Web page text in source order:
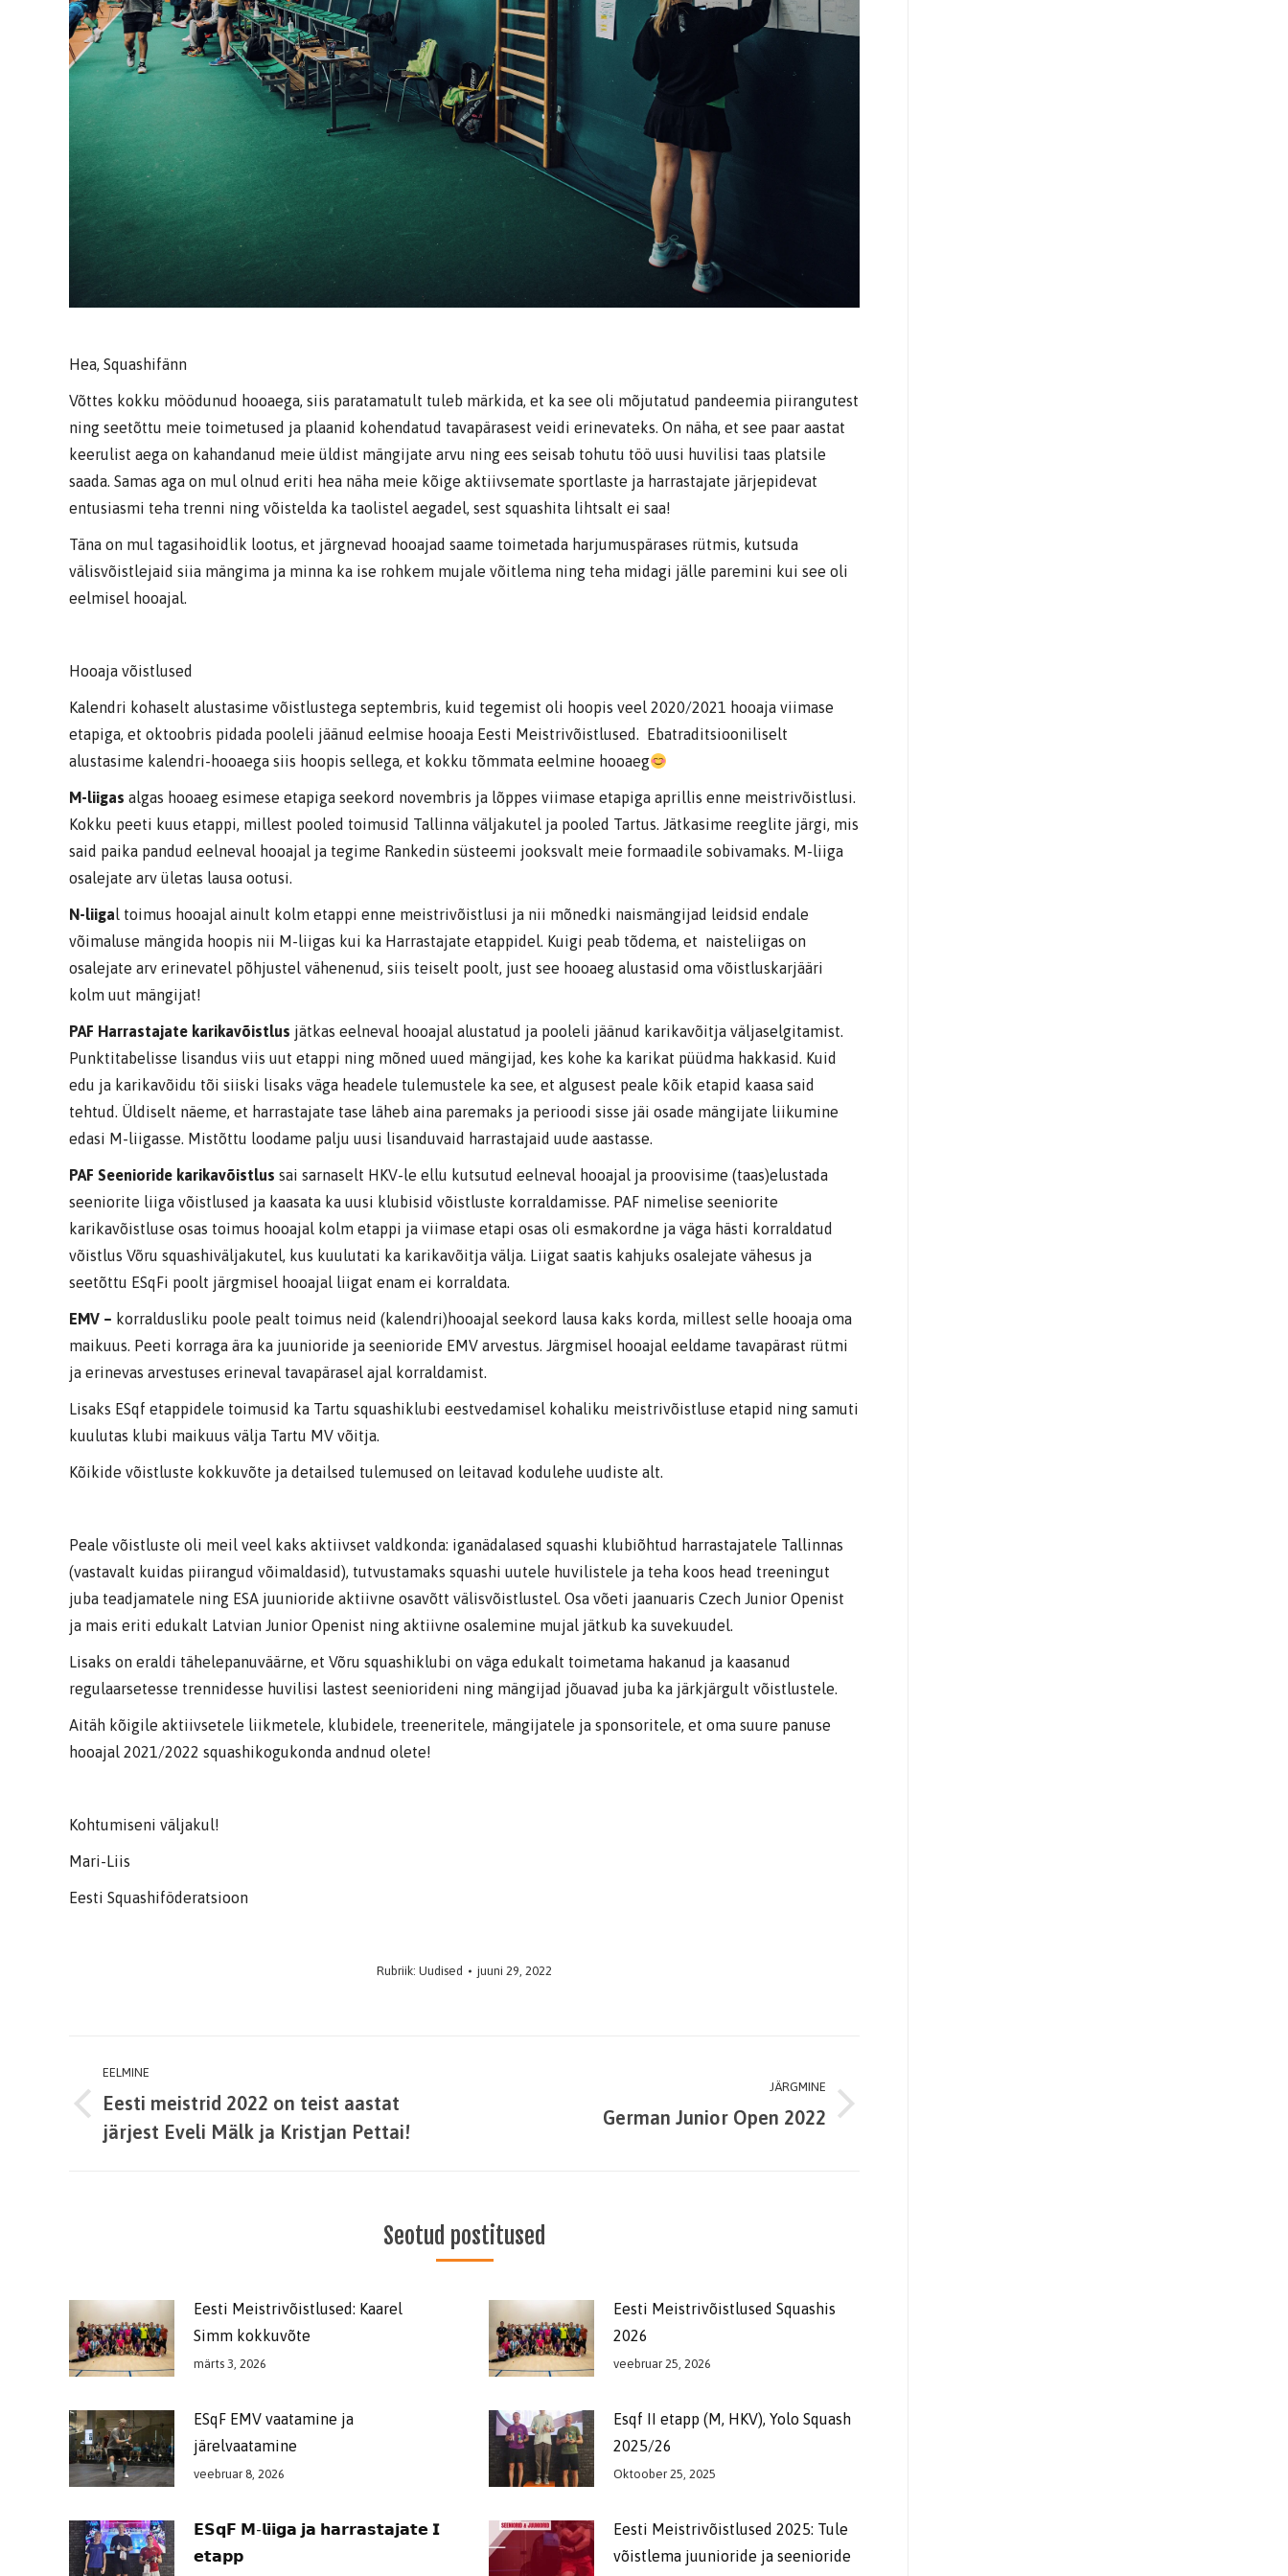
Hea, Squashifänn
Võttes kokku möödunud hooaega, siis paratamatult tuleb märkida, et ka see oli mõjutatud pandeemia piirangutest
ning seetõttu meie toimetused ja plaanid kohendatud tavapärasest veidi erinevateks. On näha, et see paar aastat
keerulist aega on kahandanud meie üldist mängijate arvu ning ees seisab tohutu töö uusi huvilisi taas platsile
saada. Samas aga on mul olnud eriti hea näha meie kõige aktiivsemate sportlaste ja harrastajate järjepidevat
entusiasmi teha trenni ning võistelda ka taolistel aegadel, sest squashita lihtsalt ei saa!
Täna on mul tagasihoidlik lootus, et järgnevad hooajad saame toimetada harjumuspärases rütmis, kutsuda
välisvõistlejaid siia mängima ja minna ka ise rohkem mujale võitlema ning teha midagi jälle paremini kui see oli
eelmisel hooajal.
Hooaja võistlused
Kalendri kohaselt alustasime võistlustega septembris, kuid tegemist oli hoopis veel 2020/2021 hooaja viimase
etapiga, et oktoobris pidada pooleli jäänud eelmise hooaja Eesti Meistrivõistlused. Ebatraditsiooniliselt
alustasime kalendri-hooaega siis hoopis sellega, et kokku tõmmata eelmine hooaeg
M-liigas algas hooaeg esimese etapiga seekord novembris ja lõppes viimase etapiga aprillis enne meistrivõistlusi.
Kokku peeti kuus etappi, millest pooled toimusid Tallinna väljakutel ja pooled Tartus. Jätkasime reeglite järgi, mis
said paika pandud eelneval hooajal ja tegime Rankedin süsteemi jooksvalt meie formaadile sobivamaks. M-liiga
osalejate arv ületas lausa ootusi.
N-liigal toimus hooajal ainult kolm etappi enne meistrivõistlusi ja nii mõnedki naismängijad leidsid endale
võimaluse mängida hoopis nii M-liigas kui ka Harrastajate etappidel. Kuigi peab tõdema, et naisteliigas on
osalejate arv erinevatel põhjustel vähenenud, siis teiselt poolt, just see hooaeg alustasid oma võistluskarjääri
kolm uut mängijat!
PAF Harrastajate karikavõistlus jätkas eelneval hooajal alustatud ja pooleli jäänud karikavõitja väljaselgitamist.
Punktitabelisse lisandus viis uut etappi ning mõned uued mängijad, kes kohe ka karikat püüdma hakkasid. Kuid
edu ja karikavõidu tõi siiski lisaks väga headele tulemustele ka see, et algusest peale kõik etapid kaasa said
tehtud. Üldiselt näeme, et harrastajate tase läheb aina paremaks ja perioodi sisse jäi osade mängijate liikumine
edasi M-liigasse. Mistõttu loodame palju uusi lisanduvaid harrastajaid uude aastasse.
PAF Seenioride karikavõistlus sai sarnaselt HKV-le ellu kutsutud eelneval hooajal ja proovisime (taas)elustada
seeniorite liiga võistlused ja kaasata ka uusi klubisid võistluste korraldamisse. PAF nimelise seeniorite
karikavõistluse osas toimus hooajal kolm etappi ja viimase etapi osas oli esmakordne ja väga hästi korraldatud
võistlus Võru squashiväljakutel, kus kuulutati ka karikavõitja välja. Liigat saatis kahjuks osalejate vähesus ja
seetõttu ESqFi poolt järgmisel hooajal liigat enam ei korraldata.
EMV – korraldusliku poole pealt toimus neid (kalendri)hooajal seekord lausa kaks korda, millest selle hooaja oma
maikuus. Peeti korraga ära ka juunioride ja seenioride EMV arvestus. Järgmisel hooajal eeldame tavapärast rütmi
ja erinevas arvestuses erineval tavapärasel ajal korraldamist.
Lisaks ESqf etappidele toimusid ka Tartu squashiklubi eestvedamisel kohaliku meistrivõistluse etapid ning samuti
kuulutas klubi maikuus välja Tartu MV võitja.
Kõikide võistluste kokkuvõte ja detailsed tulemused on leitavad kodulehe uudiste alt.
Peale võistluste oli meil veel kaks aktiivset valdkonda: iganädalased squashi klubiõhtud harrastajatele Tallinnas
(vastavalt kuidas piirangud võimaldasid), tutvustamaks squashi uutele huvilistele ja teha koos head treeningut
juba teadjamatele ning ESA juunioride aktiivne osavõtt välisvõistlustel. Osa võeti jaanuaris Czech Junior Openist
ja mais eriti edukalt Latvian Junior Openist ning aktiivne osalemine mujal jätkub ka suvekuudel.
Lisaks on eraldi tähelepanuväärne, et Võru squashiklubi on väga edukalt toimetama hakanud ja kaasanud
regulaarsetesse trennidesse huvilisi lastest seeniorideni ning mängijad jõuavad juba ka järkjärgult võistlustele.
Aitäh kõigile aktiivsetele liikmetele, klubidele, treeneritele, mängijatele ja sponsoritele, et oma suure panuse
hooajal 2021/2022 squashikogukonda andnud olete!
Kohtumiseni väljakul!
Mari-Liis
Eesti Squashiföderatsioon
Rubriik: Uudised juuni 29, 2022
navigation
EELMINE
Previous
post:
Eesti meistrid 2022 on teist aastat
järjest Eveli Mälk ja Kristjan Pettai!
JÄRGMINE
German Junior Open 2022
Seotud postitused
Eesti Meistrivõistlused: Kaarel
Simm kokkuvõte
märts 3, 2026
Eesti Meistrivõistlused Squashis
2026
veebruar 25, 2026
ESqF EMV vaatamine ja
järelvaatamine
veebruar 8, 2026
Esqf II etapp (M, HKV), Yolo Squash
2025/26
Oktoober 25, 2025
𝗘𝗦𝗾𝗙 𝗠-𝗹𝗶𝗶𝗴𝗮 𝗷𝗮 𝗵𝗮𝗿𝗿𝗮𝘀𝘁𝗮𝗷𝗮𝘁𝗲 𝗜
𝗲𝘁𝗮𝗽𝗽
Eesti Meistrivõistlused 2025: Tule
võistlema juunioride ja seenioride